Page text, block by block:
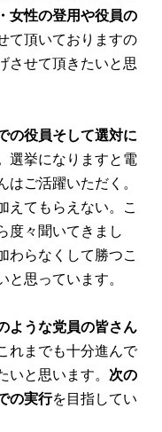
女性の登用や役員の
て頂いておりますの
させて頂きたいと思
の役員そして選対に
選挙になりますと電
ご活躍いただく。
えてもらえない。こ
度々聞いてきまし
わらなくして勝つこ
と思っています。
ような党員の皆さん
れまでも十分進んで
いと思います。 次の
の実行を目指してい